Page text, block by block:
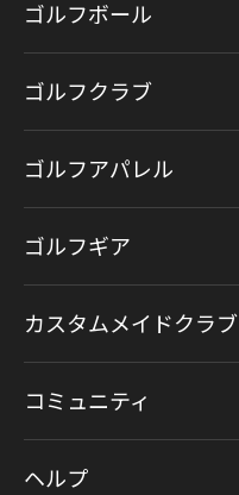
ゴルフボール
ゴルフクラブ
ゴルフアパレル
ゴルフギア
カスタムメイドクラブ
コミュニティ
ヘルプ